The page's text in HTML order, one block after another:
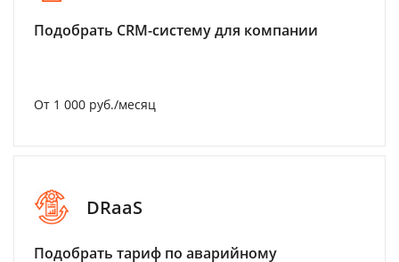
Подобрать CRM-систему для компании
От 1 000 руб./месяц
DRaaS
Подобрать тариф по аварийному